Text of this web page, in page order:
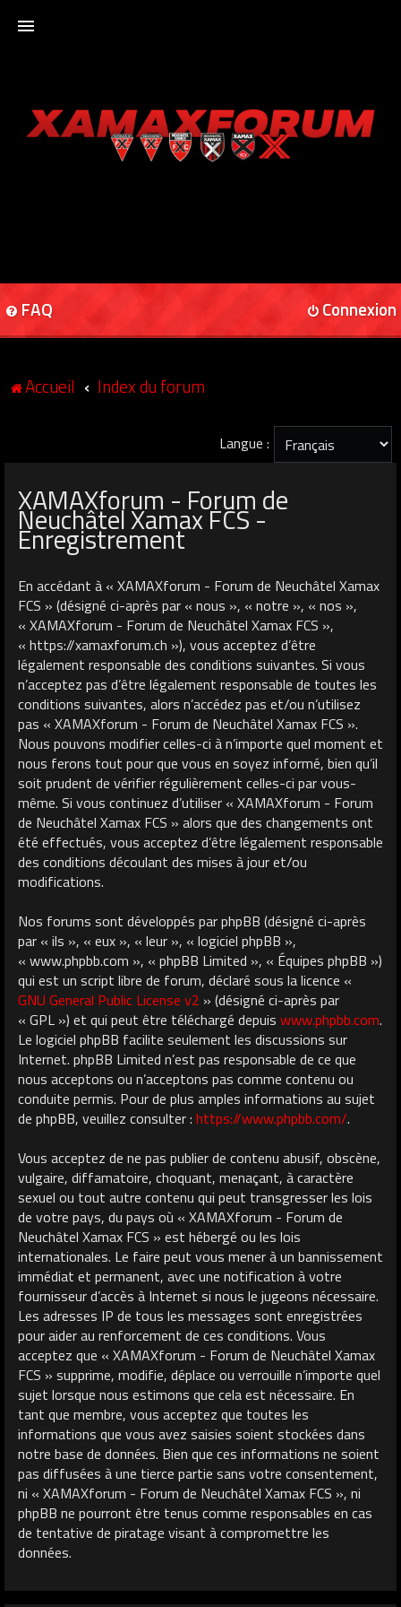
XAMAXFORUM
FAQ Connexion
Accueil Index du forum
Langue :
XAMAXforum - Forum de
Neuchâtel Xamax FCS -
Enregistrement
En accédant à « XAMAXforum - Forum de Neuchâtel Xamax
FCS » (désigné ci-après par « nous », « notre », « nos »,
« XAMAXforum - Forum de Neuchâtel Xamax FCS »,
« https://xamaxforum.ch »), vous acceptez d’être
légalement responsable des conditions suivantes. Si vous
n’acceptez pas d’être légalement responsable de toutes les
conditions suivantes, alors n’accédez pas et/ou n’utilisez
pas « XAMAXforum - Forum de Neuchâtel Xamax FCS ».
Nous pouvons modifier celles-ci à n’importe quel moment et
nous ferons tout pour que vous en soyez informé, bien qu’il
soit prudent de vérifier régulièrement celles-ci par vous-
même. Si vous continuez d’utiliser « XAMAXforum - Forum
de Neuchâtel Xamax FCS » alors que des changements ont
été effectués, vous acceptez d’être légalement responsable
des conditions découlant des mises à jour et/ou
modifications.
Nos forums sont développés par phpBB (désigné ci-après
par « ils », « eux », « leur », « logiciel phpBB »,
« www.phpbb.com », « phpBB Limited », « Équipes phpBB »)
qui est un script libre de forum, déclaré sous la licence «
GNU General Public License v2 » (désigné ci-après par
« GPL ») et qui peut être téléchargé depuis www.phpbb.com.
Le logiciel phpBB facilite seulement les discussions sur
Internet. phpBB Limited n’est pas responsable de ce que
nous acceptons ou n’acceptons pas comme contenu ou
conduite permis. Pour de plus amples informations au sujet
de phpBB, veuillez consulter : https://www.phpbb.com/.
Vous acceptez de ne pas publier de contenu abusif, obscène,
vulgaire, diffamatoire, choquant, menaçant, à caractère
sexuel ou tout autre contenu qui peut transgresser les lois
de votre pays, du pays où « XAMAXforum - Forum de
Neuchâtel Xamax FCS » est hébergé ou les lois
internationales. Le faire peut vous mener à un bannissement
immédiat et permanent, avec une notification à votre
fournisseur d’accès à Internet si nous le jugeons nécessaire.
Les adresses IP de tous les messages sont enregistrées
pour aider au renforcement de ces conditions. Vous
acceptez que « XAMAXforum - Forum de Neuchâtel Xamax
FCS » supprime, modifie, déplace ou verrouille n’importe quel
sujet lorsque nous estimons que cela est nécessaire. En
tant que membre, vous acceptez que toutes les
informations que vous avez saisies soient stockées dans
notre base de données. Bien que ces informations ne soient
pas diffusées à une tierce partie sans votre consentement,
ni « XAMAXforum - Forum de Neuchâtel Xamax FCS », ni
phpBB ne pourront être tenus comme responsables en cas
de tentative de piratage visant à compromettre les
données.